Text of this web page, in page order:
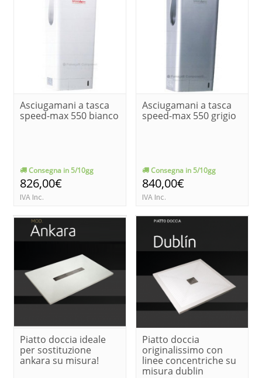
Asciugamani a tasca
speed-max 550 bianco
Consegna in 5/10gg
826,00€
IVA Inc.
Asciugamani a tasca
speed-max 550 grigio
Consegna in 5/10gg
840,00€
IVA Inc.
Piatto doccia ideale
per sostituzione
ankara su misura!
Piatto doccia
originalissimo con
linee concentriche su
misura dublin